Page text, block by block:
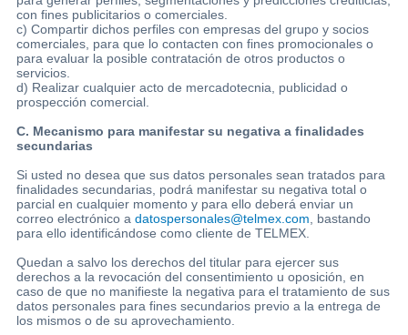
con fines publicitarios o comerciales.
c) Compartir dichos perfiles con empresas del grupo y socios
comerciales, para que lo contacten con fines promocionales o
para evaluar la posible contratación de otros productos o
servicios.
d) Realizar cualquier acto de mercadotecnia, publicidad o
prospección comercial.
C. Mecanismo para manifestar su negativa a finalidades
secundarias
Si usted no desea que sus datos personales sean tratados para
finalidades secundarias, podrá manifestar su negativa total o
parcial en cualquier momento y para ello deberá enviar un
correo electrónico a datospersonales@telmex.com , bastando
para ello identificándose como cliente de TELMEX.
Quedan a salvo los derechos del titular para ejercer sus
derechos a la revocación del consentimiento u oposición, en
caso de que no manifieste la negativa para el tratamiento de sus
datos personales para fines secundarios previo a la entrega de
los mismos o de su aprovechamiento.